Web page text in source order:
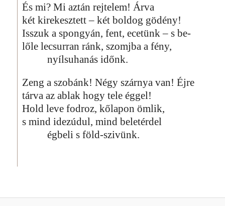
És mi? Mi aztán rejtelem! Árva
két kirekesztett – két boldog gödény!
Isszuk a spongyán, fent, ecetünk – s be-
lőle lecsurran ránk, szomjba a fény,
nyílsuhanás időnk.
Zeng a szobánk! Négy szárnya van! Éjre
tárva az ablak hogy tele éggel!
Hold leve fodroz, kőlapon ömlik,
s mind idezúdul, mind beletérdel
égbeli s föld-szivünk.